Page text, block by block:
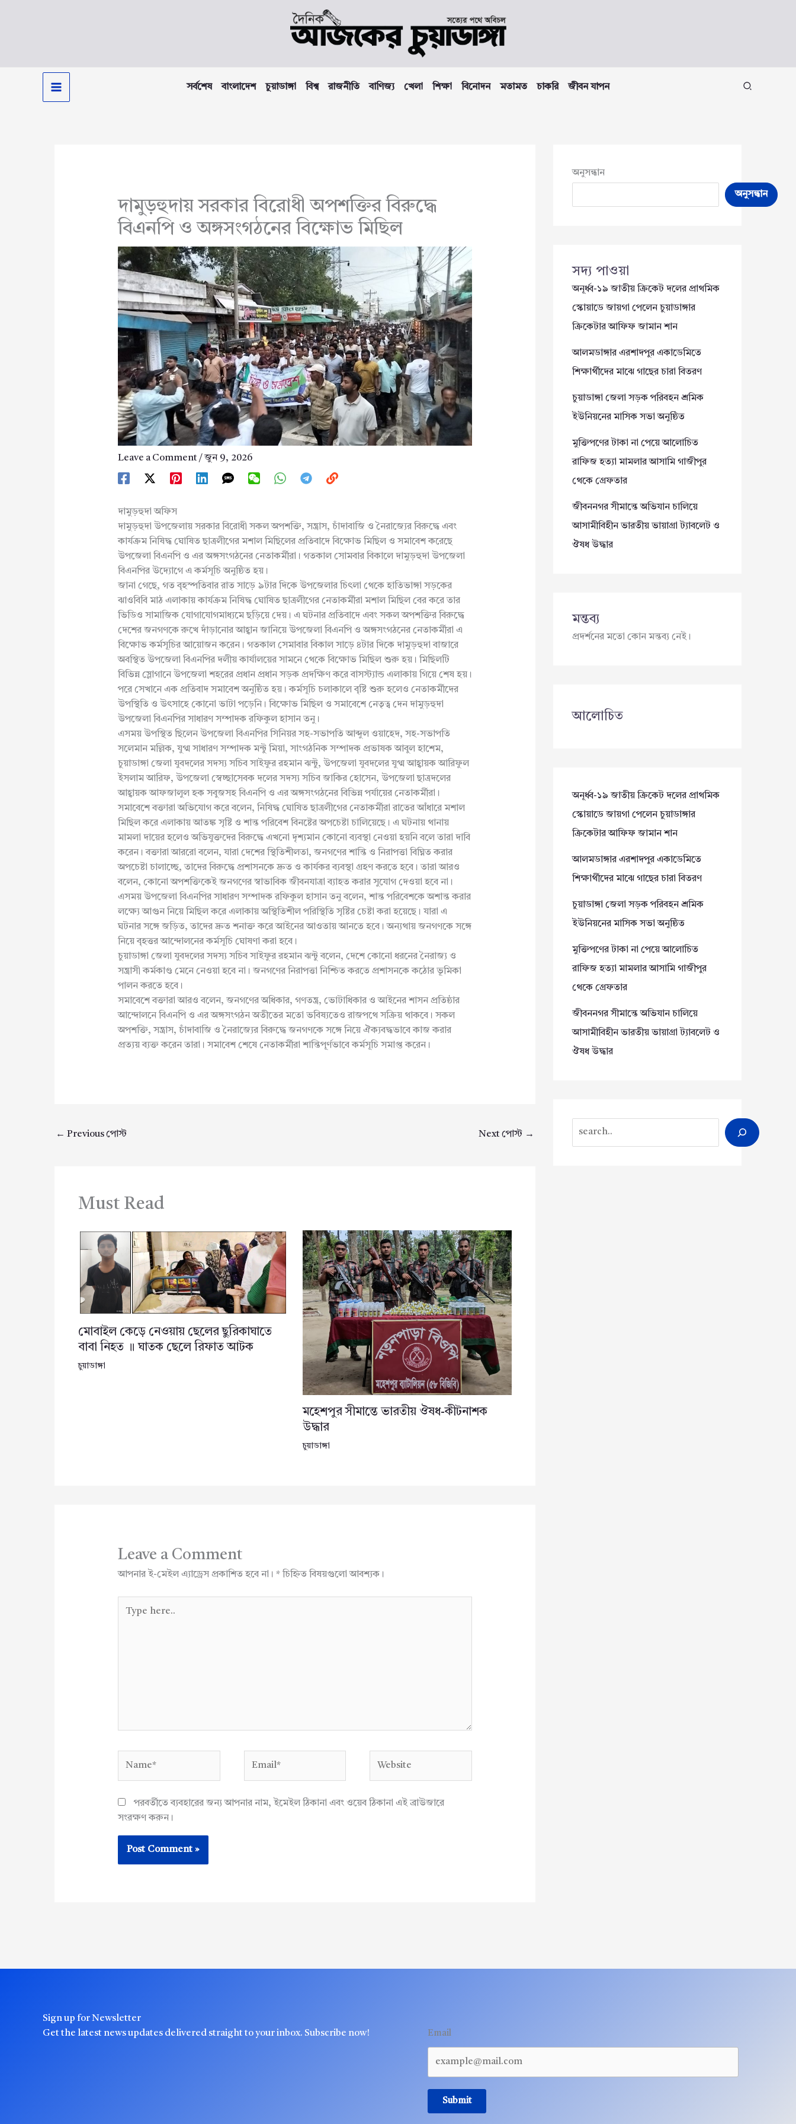
সর্বশেষ বাংলাদেশ চুয়াডাঙ্গা বিশ্ব রাজনীতি বাণিজ্য খেলা শিক্ষা বিনোদন মতামত চাকরি জীবন যাপন
দামুড়হুদায় সরকার বিরোধী অপশক্তির বিরুদ্ধে
বিএনপি ও অঙ্গসংগঠনের বিক্ষোভ মিছিল
Leave a Comment /জুন 9, 2026
দামুড়হুদা অফিস
দামুড়হুদা উপজেলায় সরকার বিরোধী সকল অপশক্তি, সন্ত্রাস, চাঁদাবাজি ও নৈরাজ্যের বিরুদ্ধে এবং
কার্যক্রম নিষিদ্ধ ঘোষিত ছাত্রলীগের মশাল মিছিলের প্রতিবাদে বিক্ষোভ মিছিল ও সমাবেশ করেছে
উপজেলা বিএনপি ও এর অঙ্গসংগঠনের নেতাকর্মীরা। গতকাল সোমবার বিকালে দামুড়হুদা উপজেলা
বিএনপির উদ্যোগে এ কর্মসূচি অনুষ্ঠিত হয়।
জানা গেছে, গত বৃহস্পতিবার রাত সাড়ে ৯টার দিকে উপজেলার চিৎলা থেকে হাতিভাঙ্গা সড়কের
ঝাওবিবি মাঠ এলাকায় কার্যক্রম নিষিদ্ধ ঘোষিত ছাত্রলীগের নেতাকর্মীরা মশাল মিছিল বের করে তার
ভিডিও সামাজিক যোগাযোগমাধ্যমে ছড়িয়ে দেয়। এ ঘটনার প্রতিবাদে এবং সকল অপশক্তির বিরুদ্ধে
দেশের জনগণকে রুখে দাঁড়ানোর আহ্বান জানিয়ে উপজেলা বিএনপি ও অঙ্গসংগঠনের নেতাকর্মীরা এ
বিক্ষোভ কর্মসূচির আয়োজন করেন। গতকাল সেমাবার বিকাল সাড়ে ৪টার দিকে দামুড়হুদা বাজারে
অবস্থিত উপজেলা বিএনপির দলীয় কার্যালয়ের সামনে থেকে বিক্ষোভ মিছিল শুরু হয়। মিছিলটি
বিভিন্ন স্লোগানে উপজেলা শহরের প্রধান প্রধান সড়ক প্রদক্ষিণ করে বাসস্ট্যান্ড এলাকায় গিয়ে শেষ হয়।
পরে সেখানে এক প্রতিবাদ সমাবেশ অনুষ্ঠিত হয়। কর্মসূচি চলাকালে বৃষ্টি শুরু হলেও নেতাকর্মীদের
উপস্থিতি ও উৎসাহে কোনো ভাটা পড়েনি। বিক্ষোভ মিছিল ও সমাবেশে নেতৃত্ব দেন দামুড়হুদা
উপজেলা বিএনপির সাধারণ সম্পাদক রফিকুল হাসান তনু।
এসময় উপস্থিত ছিলেন উপজেলা বিএনপির সিনিয়র সহ-সভাপতি আব্দুল ওয়াহেদ, সহ-সভাপতি
সলেমান মল্লিক, যুগ্ম সাধারণ সম্পাদক মন্টু মিয়া, সাংগঠনিক সম্পাদক প্রভাষক আবুল হাশেম,
চুয়াডাঙ্গা জেলা যুবদলের সদস্য সচিব সাইফুর রহমান ঝন্টু, উপজেলা যুবদলের যুগ্ম আহ্বায়ক আরিফুল
ইসলাম আরিফ, উপজেলা স্বেচ্ছাসেবক দলের সদস্য সচিব জাকির হোসেন, উপজেলা ছাত্রদলের
আহ্বায়ক আফজালুল হক সবুজসহ বিএনপি ও এর অঙ্গসংগঠনের বিভিন্ন পর্যায়ের নেতাকর্মীরা।
সমাবেশে বক্তারা অভিযোগ করে বলেন, নিষিদ্ধ ঘোষিত ছাত্রলীগের নেতাকর্মীরা রাতের আঁধারে মশাল
মিছিল করে এলাকায় আতঙ্ক সৃষ্টি ও শান্ত পরিবেশ বিনষ্টের অপচেষ্টা চালিয়েছে। এ ঘটনায় থানায়
মামলা দায়ের হলেও অভিযুক্তদের বিরুদ্ধে এখনো দৃশ্যমান কোনো ব্যবস্থা নেওয়া হয়নি বলে তারা দাবি
করেন। বক্তারা আররো বলেন, যারা দেশের স্থিতিশীলতা, জনগণের শান্তি ও নিরাপত্তা বিঘ্নিত করার
অপচেষ্টা চালাচ্ছে, তাদের বিরুদ্ধে প্রশাসনকে দ্রুত ও কার্যকর ব্যবস্থা গ্রহণ করতে হবে। তারা আরও
বলেন, কোনো অপশক্তিকেই জনগণের স্বাভাবিক জীবনযাত্রা ব্যাহত করার সুযোগ দেওয়া হবে না।
এসময় উপজেলা বিএনপির সাধারণ সম্পাদক রফিকুল হাসান তনু বলেন, শান্ত পরিবেশকে অশান্ত করার
লক্ষ্যে আগুন নিয়ে মিছিল করে এলাকায় অস্থিতিশীল পরিস্থিতি সৃষ্টির চেষ্টা করা হয়েছে। যারা এ
ঘটনার সঙ্গে জড়িত, তাদের দ্রুত শনাক্ত করে আইনের আওতায় আনতে হবে। অন্যথায় জনগণকে সঙ্গে
নিয়ে বৃহত্তর আন্দোলনের কর্মসূচি ঘোষণা করা হবে।
চুয়াডাঙ্গা জেলা যুবদলের সদস্য সচিব সাইফুর রহমান ঝন্টু বলেন, দেশে কোনো ধরনের নৈরাজ্য ও
সন্ত্রাসী কর্মকাণ্ড মেনে নেওয়া হবে না। জনগণের নিরাপত্তা নিশ্চিত করতে প্রশাসনকে কঠোর ভূমিকা
পালন করতে হবে।
সমাবেশে বক্তারা আরও বলেন, জনগণের অধিকার, গণতন্ত্র, ভোটাধিকার ও আইনের শাসন প্রতিষ্ঠার
আন্দোলনে বিএনপি ও এর অঙ্গসংগঠন অতীতের মতো ভবিষ্যতেও রাজপথে সক্রিয় থাকবে। সকল
অপশক্তি, সন্ত্রাস, চাঁদাবাজি ও নৈরাজ্যের বিরুদ্ধে জনগণকে সঙ্গে নিয়ে ঐক্যবদ্ধভাবে কাজ করার
প্রত্যয় ব্যক্ত করেন তারা। সমাবেশ শেষে নেতাকর্মীরা শান্তিপূর্ণভাবে কর্মসূচি সমাপ্ত করেন।
← Previous পোস্ট Next পোস্ট →
Must Read
মোবাইল কেড়ে নেওয়ায় ছেলের ছুরিকাঘাতে
বাবা নিহত ॥ ঘাতক ছেলে রিফাত আটক
চুয়াডাঙ্গা
মহেশপুর সীমান্তে ভারতীয় ঔষধ-কীটনাশক
উদ্ধার
চুয়াডাঙ্গা
Leave a Comment
আপনার ই-মেইল এ্যাড্রেস প্রকাশিত হবে না। *চিহ্নিত বিষয়গুলো আবশ্যক।
here..
পরবর্তীতে ব্যবহারের জন্য আপনার নাম, ইমেইল ঠিকানা এবং ওয়েব ঠিকানা এই ব্রাউজারে
সংরক্ষণ করুন।
অনুসন্ধান
অনুসন্ধান
সদ্য পাওয়া
অনূর্ধ্ব-১৯ জাতীয় ক্রিকেট দলের প্রাথমিক
স্কোয়াডে জায়গা পেলেন চুয়াডাঙ্গার
ক্রিকেটার আফিফ জামান শান
আলমডাঙ্গার এরশাদপুর একাডেমিতে
শিক্ষার্থীদের মাঝে গাছের চারা বিতরণ
চুয়াডাঙ্গা জেলা সড়ক পরিবহন শ্রমিক
ইউনিয়নের মাসিক সভা অনুষ্ঠিত
মুক্তিপণের টাকা না পেয়ে আলোচিত
রাফিজ হত্যা মামলার আসামি গাজীপুর
থেকে গ্রেফতার
জীবননগর সীমান্তে অভিযান চালিয়ে
আসামীবিহীন ভারতীয় ভায়াগ্রা ট্যাবলেট ও
ঔষধ উদ্ধার
মন্তব্য
প্রদর্শনের মতো কোন মন্তব্য নেই।
আলোচিত
অনূর্ধ্ব-১৯ জাতীয় ক্রিকেট দলের প্রাথমিক
স্কোয়াডে জায়গা পেলেন চুয়াডাঙ্গার
ক্রিকেটার আফিফ জামান শান
আলমডাঙ্গার এরশাদপুর একাডেমিতে
শিক্ষার্থীদের মাঝে গাছের চারা বিতরণ
চুয়াডাঙ্গা জেলা সড়ক পরিবহন শ্রমিক
ইউনিয়নের মাসিক সভা অনুষ্ঠিত
মুক্তিপণের টাকা না পেয়ে আলোচিত
রাফিজ হত্যা মামলার আসামি গাজীপুর
থেকে গ্রেফতার
জীবননগর সীমান্তে অভিযান চালিয়ে
আসামীবিহীন ভারতীয় ভায়াগ্রা ট্যাবলেট ও
ঔষধ উদ্ধার
Sign up for Newsletter
Get the latest news updates delivered straight to your inbox. Subscribe now!
Email
Submit